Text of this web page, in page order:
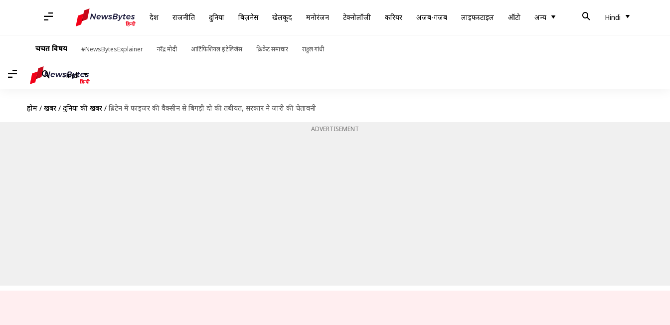
देश राजनीति दुनिया बिज़नेस खेलकूद मनोरंजन टेक्नोलॉजी करियर अजब-गजब लाइफस्टाइल ऑटो अन्य Hindi
चर्चित विषय #NewsBytesExplainer नरेंद्र मोदी आर्टिफिशियल इंटेलिजेंस क्रिकेट समाचार राहुल गांधी
Hindi
होम / खबरें / दुनिया की खबरें / ब्रिटेन में फाइजर की वैक्सीन से बिगड़ी दो की तबीयत, सरकार ने जारी की चेतावनी
ADVERTISEMENT